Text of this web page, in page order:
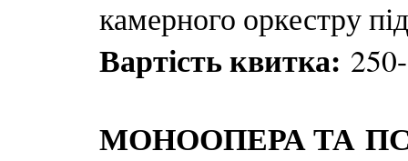
камерного оркестру
Вартість квитка:
МОНООПЕРА ТА